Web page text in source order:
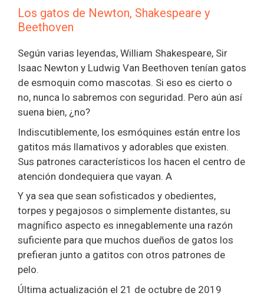
Los gatos de Newton, Shakespeare y
Beethoven
Según varias leyendas, William Shakespeare, Sir
Isaac Newton y Ludwig Van Beethoven tenían gatos
de esmoquin como mascotas. Si eso es cierto o
no, nunca lo sabremos con seguridad. Pero aún así
suena bien, ¿no?
Indiscutiblemente, los esmóquines están entre los
gatitos más llamativos y adorables que existen.
Sus patrones característicos los hacen el centro de
atención dondequiera que vayan. A
Y ya sea que sean sofisticados y obedientes,
torpes y pegajosos o simplemente distantes, su
magnífico aspecto es innegablemente una razón
suficiente para que muchos dueños de gatos los
prefieran junto a gatitos con otros patrones de
pelo.
Última actualización el 21 de octubre de 2019